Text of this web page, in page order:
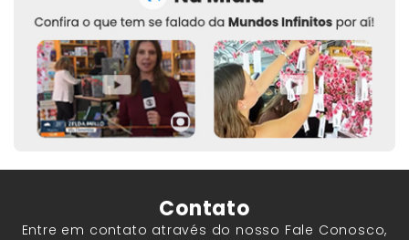
Contato
Entre em contato através do nosso Fale Conosco,